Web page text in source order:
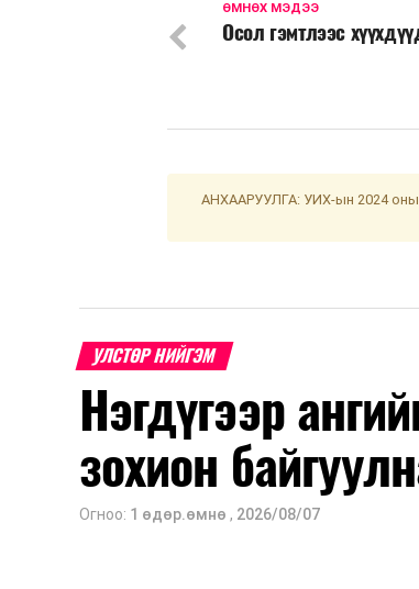
ӨМНӨХ МЭДЭЭ
Осол гэмтлээс
АНХААРУУЛГА: УИХ-ын 2024 оны
УЛСТӨР НИЙГЭМ
Нэгдүгээр
зохион
Огноо: 1 өдөр.өмнө , 2026/08/07